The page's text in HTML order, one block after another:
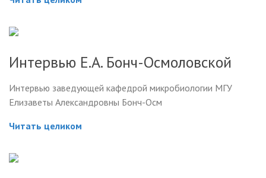
Интервью Е.А. Бонч-Осмоловской
Интервью заведующей кафедрой микробиологии МГУ
Елизаветы Александровны Бонч-Осм
Читать целиком